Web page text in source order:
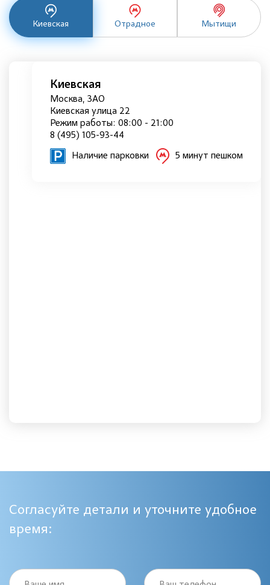
Киевская Отрадное Мытищи
Киевская
Москва, ЗАО
Киевская улица 22
Режим работы: 08:00 - 21:00
8 (495) 105-93-44
Наличие парковки 5 минут пешком
Согласуйте детали и уточните удобное
время: